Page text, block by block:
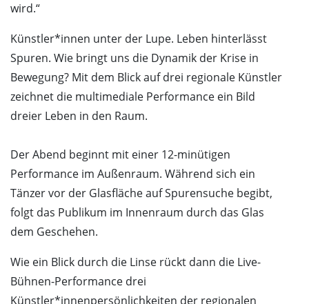
wird.“
Künstler*innen unter der Lupe. Leben hinterlässt
Spuren. Wie bringt uns die Dynamik der Krise in
Bewegung? Mit dem Blick auf drei regionale Künstler
zeichnet die multimediale Performance ein Bild
dreier Leben in den Raum.
Der Abend beginnt mit einer 12-minütigen
Performance im Außenraum. Während sich ein
Tänzer vor der Glasfläche auf Spurensuche begibt,
folgt das Publikum im Innenraum durch das Glas
dem Geschehen.
Wie ein Blick durch die Linse rückt dann die Live-
Bühnen-Performance drei
Künstler*innenpersönlichkeiten der regionalen